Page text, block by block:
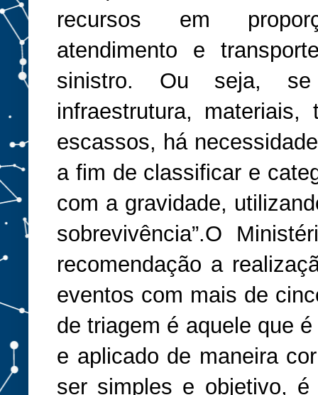
recursos em
atendimento e
sinistro. Ou seja, se
infraestrutura, materiais,
escassos, há
a fim de classificar e
com a gravidade,
sobrevivência”.O
recomendação a
eventos com mais de
de triagem é aquele que
e aplicado de maneira
ser simples e objetivo,